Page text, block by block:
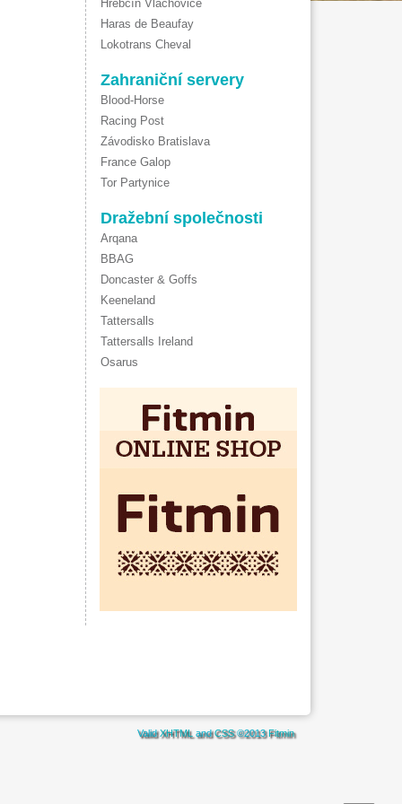
Hřebčín Vlachovice
Haras de Beaufay
Lokotrans Cheval
Zahraniční servery
Blood-Horse
Racing Post
Závodisko Bratislava
France Galop
Tor Partynice
Dražební společnosti
Arqana
BBAG
Doncaster & Goffs
Keeneland
Tattersalls
Tattersalls Ireland
Osarus
ValidXHTML andCSS©2013Fitmin